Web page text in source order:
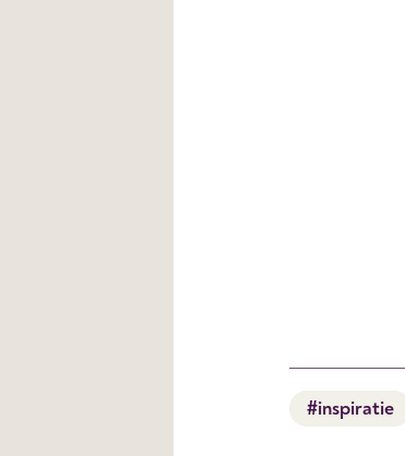
#inspiratie